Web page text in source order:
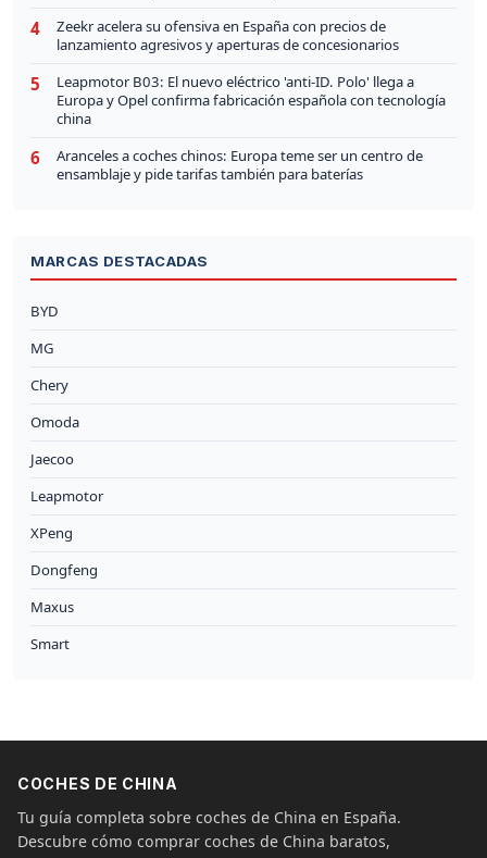
4
Zeekr acelera su ofensiva en España con precios de
lanzamiento agresivos y aperturas de concesionarios
5
Leapmotor B03: El nuevo eléctrico 'anti-ID. Polo' llega a
Europa y Opel confirma fabricación española con tecnología
china
6
Aranceles a coches chinos: Europa teme ser un centro de
ensamblaje y pide tarifas también para baterías
MARCAS DESTACADAS
BYD
MG
Chery
Omoda
Jaecoo
Leapmotor
XPeng
Dongfeng
Maxus
Smart
COCHES DE CHINA
Tu guía completa sobre coches de China en España.
Descubre cómo comprar coches de China baratos,